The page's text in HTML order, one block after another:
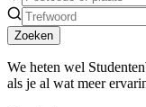
Zoeken
We heten wel
als je al wat meer